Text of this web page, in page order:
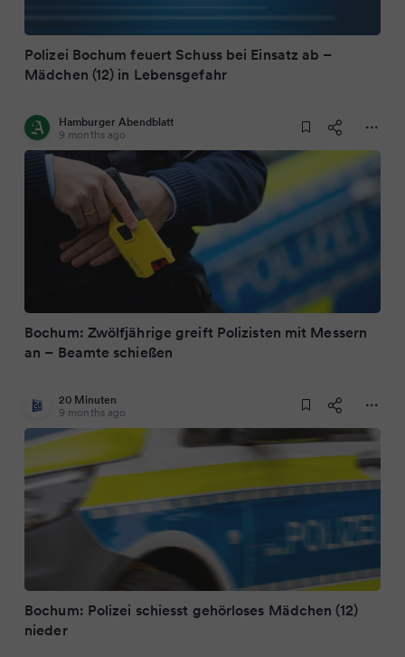
Polizei Bochum feuert Schuss bei Einsatz ab –
Mädchen (12) in Lebensgefahr
Hamburger Abendblatt
9 months ago
Bochum: Zwölfjährige greift Polizisten mit Messern
an – Beamte schießen
20 Minuten
9 months ago
Bochum: Polizei schiesst gehörloses Mädchen (12)
nieder